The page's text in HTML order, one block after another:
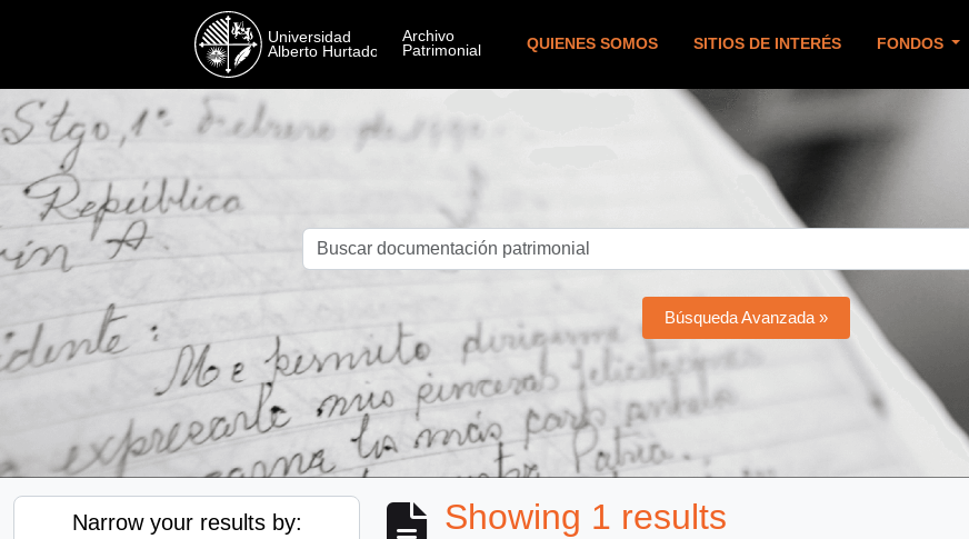
QUIENES SOMOS SITIOS DE INTERÉS FONDOS
Búsqueda Avanzada »
Narrow your results by: Showing 1 results